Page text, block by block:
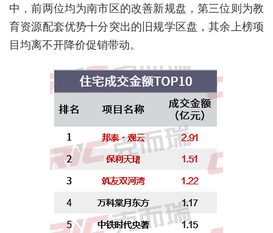
中，前两位均为南市区的改善新规盘，第三位则为教
育资源配套优势十分突出的旧规学区盘，其余上榜项
目均离不开降价促销带动。